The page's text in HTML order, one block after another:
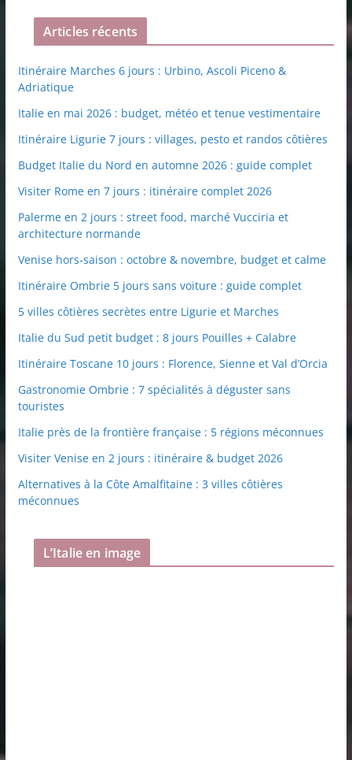
Articles récents
Itinéraire Marches 6 jours : Urbino, Ascoli Piceno &
Adriatique
Italie en mai 2026 : budget, météo et tenue vestimentaire
Itinéraire Ligurie 7 jours : villages, pesto et randos côtières
Budget Italie du Nord en automne 2026 : guide complet
Visiter Rome en 7 jours : itinéraire complet 2026
Palerme en 2 jours : street food, marché Vucciria et
architecture normande
Venise hors-saison : octobre & novembre, budget et calme
Itinéraire Ombrie 5 jours sans voiture : guide complet
5 villes côtières secrètes entre Ligurie et Marches
Italie du Sud petit budget : 8 jours Pouilles + Calabre
Itinéraire Toscane 10 jours : Florence, Sienne et Val d’Orcia
Gastronomie Ombrie : 7 spécialités à déguster sans
touristes
Italie près de la frontière française : 5 régions méconnues
Visiter Venise en 2 jours : itinéraire & budget 2026
Alternatives à la Côte Amalfitaine : 3 villes côtières
méconnues
L’Italie en image